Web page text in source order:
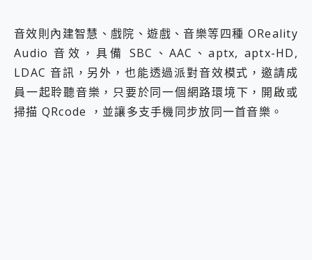
音效則內建智慧、戲院、遊戲、音樂等四種 OReality
Audio 音效，具備 SBC、AAC、aptx, aptx-HD,
LDAC 音訊，另外，也能透過派對音效模式，邀請成
員一起聆聽音樂，只要於同一個網路環境下，開啟或
掃描 QRcode ，並讓多支手機同步放同一首音樂。